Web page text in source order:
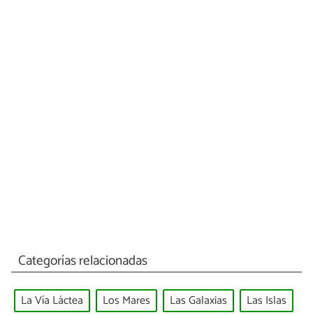
Categorías relacionadas
La Vía Láctea Los Mares Las Galaxias
Las Islas